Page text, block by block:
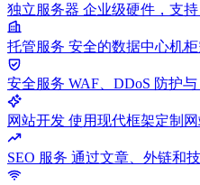
独立服务器 企业级硬件，支
托管服务 安全的数据中心机柜
安全服务 WAF、DDoS 防护与
网站开发 使用现代框架定制
SEO 服务 通过文章、外链和